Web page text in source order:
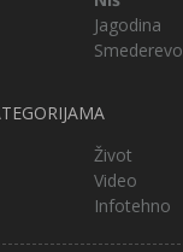
Jagodina
Smederevo
Život
Video
Infotehno